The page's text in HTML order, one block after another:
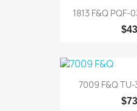
1813 F&Q PQF-
7009 F&Q TU-